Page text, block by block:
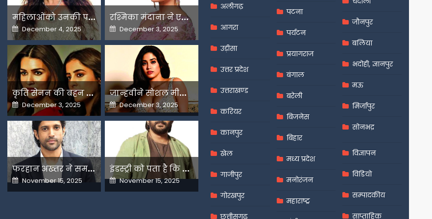
म
हिलाओंको उनकी पसंद के लिए उन्हें जज किया जाता है-मलाइका
Posted
on
December 4, 2025
र
श्मिका मंदाना ने एआई के बढ़ते दुरुपयोग पर जतायी नाराजगी
Posted
on
December 3, 2025
क
ृति सेनन की बहन नूपुर अगले महीने करेंगी डेस्टिनेशन मैरिज
Posted
on
December 3, 2025
ज
ान्हवीने सोशल मीडियापर उठाये सवाल
Posted
on
December 3, 2025
फ
रहान अख्तर ने समझाया देशभक्ति और अंधभक्ति का फर्क
Posted
on
November 15, 2025
इ
ंडस्ट्री को पता है कि मैं कहीं नहीं जाने वाला-अरशद वारसी
Posted
on
November 15, 2025
अलीगढ़
आगरा
उड़ीसा
उत्तर प्रदेश
उत्तराखण्ड
करियर
कानपुर
खेल
गाजीपुर
गोरखपुर
छत्तीसगढ़
पटना
पर्यटन
प्रयागराज
बंगाल
बरेली
बिजनेस
बिहार
मध्य प्रदेश
मनोरंजन
महाराष्ट्र
जौनपुर
बलिया
भदोही, ज्ञानपुर
मऊ
मिर्जापुर
सोनभद्र
विज्ञापन
विडियो
सम्पादकीय
साप्ताहिक